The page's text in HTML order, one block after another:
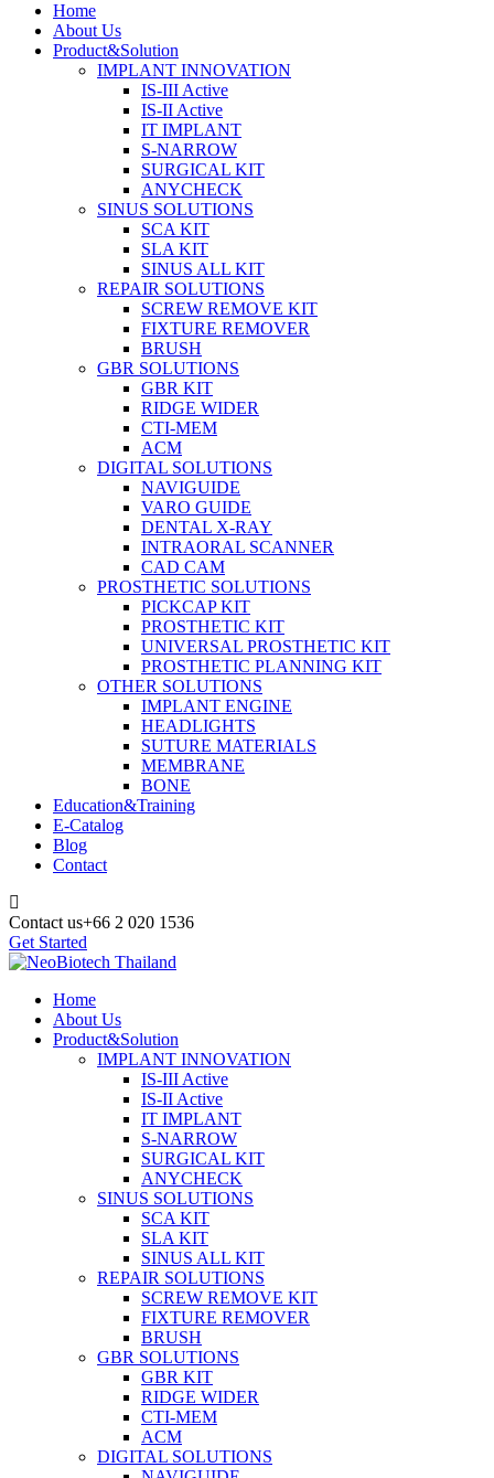
Home
About Us
Product&Solution
IMPLANT INNOVATION
IS-III Active
IS-II Active
IT IMPLANT
S-NARROW
SURGICAL KIT
ANYCHECK
SINUS SOLUTIONS
SCA KIT
SLA KIT
SINUS ALL KIT
REPAIR SOLUTIONS
SCREW REMOVE KIT
FIXTURE REMOVER
BRUSH​
GBR SOLUTIONS
GBR KIT
RIDGE WIDER
CTI-MEM
ACM
DIGITAL SOLUTIONS
NAVIGUIDE
VARO GUIDE
DENTAL X-RAY
INTRAORAL SCANNER
CAD CAM
PROSTHETIC SOLUTIONS
PICKCAP KIT
PROSTHETIC KIT
UNIVERSAL PROSTHETIC KIT
PROSTHETIC PLANNING KIT
OTHER SOLUTIONS
IMPLANT ENGINE
HEADLIGHTS
SUTURE MATERIALS
MEMBRANE
BONE
Education&Training
E-Catalog
Blog
Contact
Contact us+66 2 020 1536
Get Started
Home
About Us
Product&Solution
IMPLANT INNOVATION
IS-III Active
IS-II Active
IT IMPLANT
S-NARROW
SURGICAL KIT
ANYCHECK
SINUS SOLUTIONS
SCA KIT
SLA KIT
SINUS ALL KIT
REPAIR SOLUTIONS
SCREW REMOVE KIT
FIXTURE REMOVER
BRUSH​
GBR SOLUTIONS
GBR KIT
RIDGE WIDER
CTI-MEM
ACM
DIGITAL SOLUTIONS